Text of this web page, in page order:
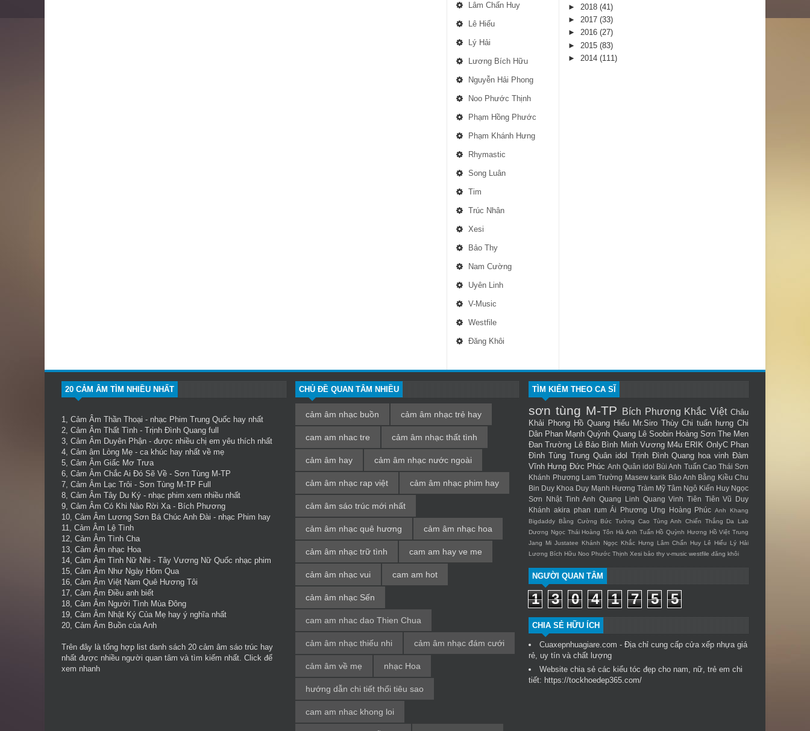
Lâm Chấn Huy
Lê Hiếu
Lý Hải
Lương Bích Hữu
Nguyễn Hải Phong
Noo Phước Thịnh
Phạm Hồng Phước
Phạm Khánh Hưng
Rhymastic
Song Luân
Tim
Trúc Nhân
Xesi
Bảo Thy
Nam Cường
Uyên Linh
V-Music
Westfile
Đăng Khôi
► 2018 (41)
► 2017 (33)
► 2016 (27)
► 2015 (83)
► 2014 (111)
20 CẢM ÂM TÌM NHIỀU NHẤT
1, Cảm Âm Thần Thoại - nhạc Phim Trung Quốc hay nhất
2, Cảm Âm Thất Tình - Trịnh Đình Quang full
3, Cảm Âm Duyên Phận - được nhiều chị em yêu thích nhất
4, Cảm âm Lòng Mẹ - ca khúc hay nhất về mẹ
5, Cảm Âm Giấc Mơ Trưa
6, Cảm Âm Chắc Ai Đó Sẽ Về - Sơn Tùng M-TP
7, Cảm Âm Lạc Trôi - Sơn Tùng M-TP Full
8, Cảm Âm Tây Du Ký - nhạc phim xem nhiều nhất
9, Cảm Âm Có Khi Nào Rời Xa- Bích Phương
10, Cảm Âm Lương Sơn Bá Chúc Anh Đài - nhạc Phim hay
11, Cảm Âm Lệ Tình
12, Cảm Âm Tình Cha
13, Cảm Âm nhạc Hoa
14, Cảm Âm Tình Nữ Nhi - Tây Vương Nữ Quốc nhạc phim
15, Cảm Âm Như Ngày Hôm Qua
16, Cảm Âm Việt Nam Quê Hương Tôi
17, Cảm Âm Điều anh biết
18, Cảm Âm Người Tình Mùa Đông
19, Cảm Âm Nhật Ký Của Mẹ hay ý nghĩa nhất
20, Cảm Âm Buồn của Anh
Trên đây là tổng hợp list danh sách 20 cảm âm sáo trúc hay
nhất được nhiều người quan tâm và tìm kiếm nhất. Click để
xem nhanh
CHỦ ĐỀ QUAN TÂM NHIỀU
cảm âm nhạc buồn cảm âm nhạc trẻ hay
cam am nhac tre cảm âm nhạc thất tình
cảm âm hay cảm âm nhạc nước ngoài
cảm âm nhạc rap việt cảm âm nhạc phim hay
cảm âm sáo trúc mới nhất
cảm âm nhạc quê hương cảm âm nhạc hoa
cảm âm nhạc trữ tình cam am hay ve me
cảm âm nhạc vui cam am hot
cảm âm nhạc Sến
cam am nhac dao Thien Chua
cảm âm nhạc thiếu nhi cảm âm nhạc đám cưới
cảm âm về mẹ nhạc Hoa
hướng dẫn chi tiết thổi tiêu sao
cam am nhac khong loi
TÌM KIẾM THEO CA SĨ
sơn tùng M-TP Bích Phương Khắc Việt Châu
Khải Phong Hồ Quang Hiếu Mr.Siro Thùy Chi tuấn hưng Chi
Dân Phan Mạnh Quỳnh Quang Lê Soobin Hoàng Sơn The Men
Đan Trường Lê Bảo Bình Minh Vương M4u ERIK OnlyC Phan
Đình Tùng Trung Quân idol Trịnh Đình Quang hoa vinh Đàm
Vĩnh Hưng Đức Phúc Anh Quân idol Bùi Anh Tuấn Cao Thái Sơn
Khánh Phương
Lam Trường Masew karik Bảo Anh Bằng Kiều Chu
Bin Duy Khoa Duy Mạnh Hương Tràm Mỹ Tâm Ngô Kiến Huy Ngọc
Sơn
Nhật Tinh Anh Quang Linh Quang Vinh Tiên Tiên Vũ Duy
Khánh akira phan rum Ái Phương Ưng Hoàng Phúc Anh Khang
Bigdaddy
Bằng Cường Bức Tường Cao Tùng Anh Chiến Thắng
Da Lab
Dương Ngọc Thái Hoàng Tôn Hà Anh Tuấn Hồ Quỳnh Hương Hồ Việt Trung
Jang Mi Justatee Khánh Ngọc Khắc Hưng Lâm Chấn Huy Lê Hiếu
Lý Hải
Lương Bích Hữu Noo Phước Thịnh Xesi bảo thy v-music westfile đăng khôi
NGƯỜI QUAN TÂM
1 3 0 4 1 7 5 5
CHIA SẺ HỮU ÍCH
Cuaxepnhuagiare.com - Địa chỉ cung cấpcửa xếp nhựagiá
rẻ, uy tín và chất lượng
Website chia sẻ các kiểu tóc đẹp cho nam, nữ, trẻ em chi
tiết: https://tockhoedep365.com/